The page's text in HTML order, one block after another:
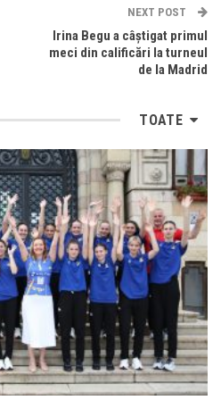
NEXT POST
Irina Begu a câștigat primul
meci din calificări la turneul
de la Madrid
TOATE